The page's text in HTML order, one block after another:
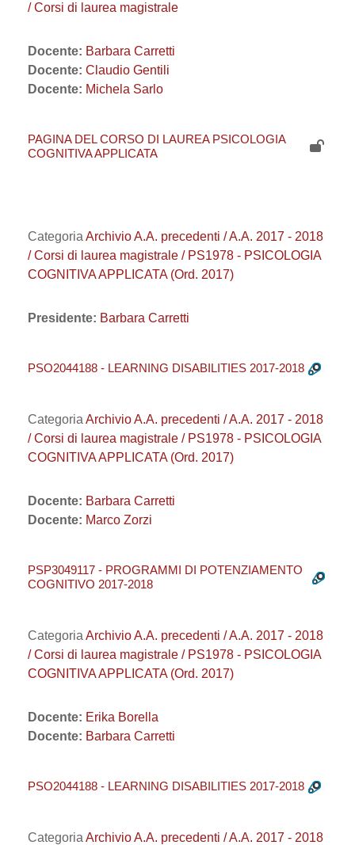
/ Corsi di laurea magistrale
Docente: Barbara Carretti
Docente: Claudio Gentili
Docente: Michela Sarlo
PAGINA DEL CORSO DI LAUREA PSICOLOGIA
COGNITIVA APPLICATA
Categoria Archivio A.A. precedenti / A.A. 2017 - 2018
/ Corsi di laurea magistrale / PS1978 - PSICOLOGIA
COGNITIVA APPLICATA (Ord. 2017)
Presidente: Barbara Carretti
PSO2044188 - LEARNING DISABILITIES 2017-2018
Categoria Archivio A.A. precedenti / A.A. 2017 - 2018
/ Corsi di laurea magistrale / PS1978 - PSICOLOGIA
COGNITIVA APPLICATA (Ord. 2017)
Docente: Barbara Carretti
Docente: Marco Zorzi
PSP3049117 - PROGRAMMI DI POTENZIAMENTO
COGNITIVO 2017-2018
Categoria Archivio A.A. precedenti / A.A. 2017 - 2018
/ Corsi di laurea magistrale / PS1978 - PSICOLOGIA
COGNITIVA APPLICATA (Ord. 2017)
Docente: Erika Borella
Docente: Barbara Carretti
PSO2044188 - LEARNING DISABILITIES 2017-2018
Categoria Archivio A.A. precedenti / A.A. 2017 - 2018